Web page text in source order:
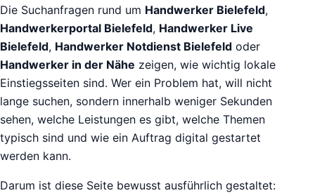
Die Suchanfragen rund um Handwerker Bielefeld,
Handwerkerportal Bielefeld, Handwerker Live
Bielefeld, Handwerker Notdienst Bielefeld oder
Handwerker in der Nähe zeigen, wie wichtig lokale
Einstiegsseiten sind. Wer ein Problem hat, will nicht
lange suchen, sondern innerhalb weniger Sekunden
sehen, welche Leistungen es gibt, welche Themen
typisch sind und wie ein Auftrag digital gestartet
werden kann.
Darum ist diese Seite bewusst ausführlich gestaltet: